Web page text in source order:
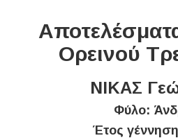
Ορεινού
ΝΙΚΑΣ
Φύλο:
Έτος